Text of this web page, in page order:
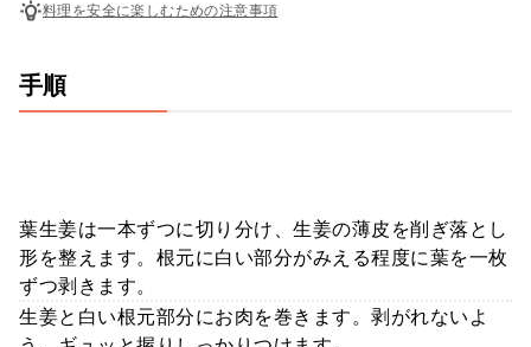
料理を安全に楽しむための注意事項
手順
葉生姜は一本ずつに切り分け、生姜の薄皮を削ぎ落とし
形を整えます。根元に白い部分がみえる程度に葉を一枚
ずつ剥きます。
生姜と白い根元部分にお肉を巻きます。剥がれないよ